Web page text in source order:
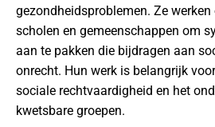
gezondheidsproblemen. Ze
scholen en gemeenschappen om
aan te pakken die bijdragen aan
onrecht. Hun werk is belangrijk
sociale rechtvaardigheid en het
kwetsbare groepen.